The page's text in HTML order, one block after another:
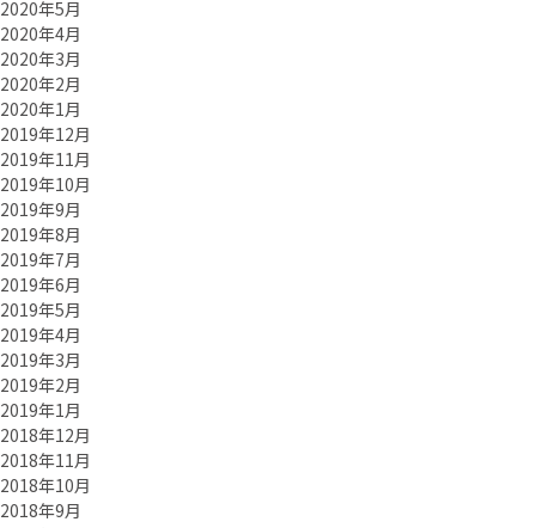
2020年5月
2020年4月
2020年3月
2020年2月
2020年1月
2019年12月
2019年11月
2019年10月
2019年9月
2019年8月
2019年7月
2019年6月
2019年5月
2019年4月
2019年3月
2019年2月
2019年1月
2018年12月
2018年11月
2018年10月
2018年9月